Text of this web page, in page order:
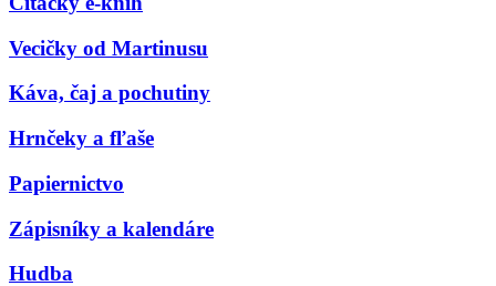
Vecičky od Martinusu
Káva, čaj a pochutiny
Hrnčeky a fľaše
Papiernictvo
Zápisníky a kalendáre
Hudba